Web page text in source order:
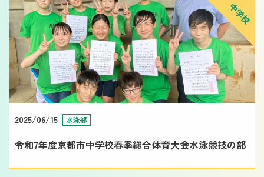
中学校
2025/06/15 水泳部
令和7年度京都市中学校春季総合体育大会水泳競技の部